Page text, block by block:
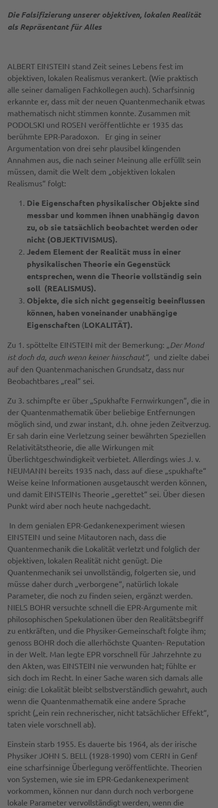
Die Falsifizierung unserer objektiven, lokalen Realität
als Repräsentant für Alles
ALBERT EINSTEIN stand Zeit seines Lebens fest im
objektiven, lokalen Realismus verankert. (Wie praktisch
alle seiner damaligen Fachkollegen auch). Scharfsinnig
erkannte er, dass mit der neuen Quantenmechanik etwas
mathematisch nicht stimmen konnte. Zusammen mit
PODOLSKI und ROSEN veröffentlichte er 1935 das
berühmte EPR-Paradoxon. Er ging in seiner
Argumentation von drei sehr plausibel klingenden
Annahmen aus, die nach seiner Meinung alle erfüllt sein
müssen, damit die Welt dem „objektiven lokalen
Realismus“ folgt:
Die Eigenschaften physikalischer Objekte sind
messbar und kommen ihnen unabhängig davon
zu, ob sie tatsächlich beobachtet werden oder
nicht (OBJEKTIVISMUS).
Jedem Element der Realität muss in einer
physikalischen Theorie ein Gegenstück
entsprechen, wenn die Theorie vollständig sein
soll (REALISMUS).
Objekte, die sich nicht gegenseitig beeinflussen
können, haben voneinander unabhängige
Eigenschaften (LOKALITÄT).
Zu 1. spöttelte EINSTEIN mit der Bemerkung: „ Der Mond
ist doch da, auch wenn keiner hinschaut“, und zielte dabei
auf den Quantenmachanischen Grundsatz, dass nur
Beobachtbares „real“ sei.
Zu 3. schimpfte er über „Spukhafte Fernwirkungen“, die in
der Quantenmathematik über beliebige Entfernungen
möglich sind, und zwar instant, d.h. ohne jeden Zeitverzug.
Er sah darin eine Verletzung seiner bewährten Speziellen
Relativitätstheorie, die alle Wirkungen mit
Überlichtgeschwindigkeit verbietet. Allerdings wies J. v.
NEUMANN bereits 1935 nach, dass auf diese „spukhafte“
Weise keine Informationen ausgetauscht werden können,
und damit EINSTEINs Theorie „gerettet“ sei. Über diesen
Punkt wird aber noch heute nachgedacht.
In dem genialen EPR-Gedankenexperiment wiesen
EINSTEIN und seine Mitautoren nach, dass die
Quantenmechanik die Lokalität verletzt und folglich der
objektiven, lokalen Realität nicht genügt. Die
Quantenmechanik sei unvollständig, folgerten sie, und
müsse daher durch „verborgene“, natürlich lokale
Parameter, die noch zu finden seien, ergänzt werden.
NIELS BOHR versuchte schnell die EPR-Argumente mit
philosophischen Spekulationen über den Realitätsbegriff
zu entkräften, und die Physiker-Gemeinschaft folgte ihm;
genoss BOHR doch die allerhöchste Quanten- Reputation
in der Welt. Man legte EPR vorschnell für Jahrzehnte zu
den Akten, was EINSTEIN nie verwunden hat; fühlte er
sich doch im Recht. In einer Sache waren sich damals alle
einig: die Lokalität bleibt selbstverständlich gewahrt, auch
wenn die Quantenmathematik eine andere Sprache
spricht („ein rein rechnerischer, nicht tatsächlicher Effekt“,
taten viele vorschnell ab).
Einstein starb 1955. Es dauerte bis 1964, als der irische
Physiker JOHN S. BELL (1928-1990) vom CERN in Genf
eine scharfsinnige Überlegung veröffentlichte. Theorien
von Systemen, wie sie im EPR-Gedankenexperiment
vorkommen, können nur dann durch noch verborgene
lokale Parameter vervollständigt werden, wenn die